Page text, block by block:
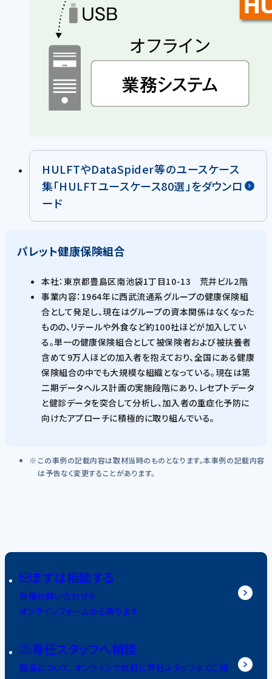
HULFTやDataSpider等のユースケース
集「HULFTユースケース80選」をダウンロ
ード
パレット健康保険組合
本社：東京都豊島区南池袋1丁目10-13 荒井ビル2階
事業内容：1964年に西武流通系グループの健康保険組
合として発足し、現在はグループの資本関係はなくなった
ものの、リテールや外食など約100社ほどが加入してい
る。単一の健康保険組合として被保険者および被扶養者
含めて9万人ほどの加入者を抱えており、全国にある健康
保険組合の中でも大規模な組織となっている。現在は第
二期データヘルス計画の実施段階にあり、レセプトデータ
と健診データを突合して分析し、加入者の重症化予防に
向けたアプローチに積極的に取り組んでいる。
この事例の記載内容は取材当時のものとなります。本事例の記載内容
は予告なく変更することがあります。
まずは相談する
各種お問い合わせを
オンラインフォームから承ります
専任スタッフへ相談
製品について、オンラインで気軽に弊社スタッフまでご相